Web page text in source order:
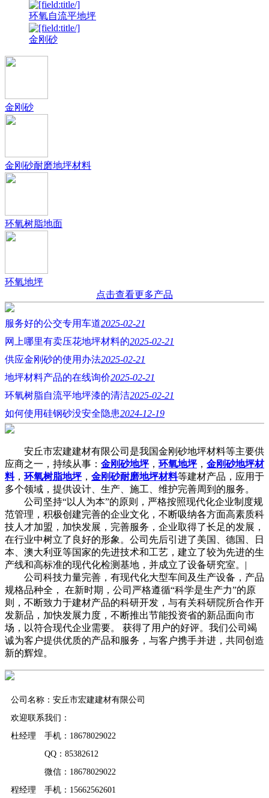
环氧自流平地坪
金刚砂
金刚砂
金刚砂耐磨地坪材料
环氧树脂地面
环氧地坪
点击查看更多产品
服务好的公交专用车道2025-02-21
网上哪里有卖压花地坪材料的2025-02-21
供应金刚砂的使用办法2025-02-21
地坪材料产品的在线询价2025-02-21
环氧树脂自流平地坪漆的清洁2025-02-21
如何使用硅钢砂没安全隐患2024-12-19
安丘市宏建建材有限公司是我国金刚砂地坪材料等主要供
应商之一，持续从事： 金刚砂地坪， 环氧地坪， 金刚砂地坪材
料， 环氧树脂地坪， 金刚砂耐磨地坪材料等建材产品，应用于
多个领域，提供设计、生产、施工、维护完善周到的服务。
公司坚持“以人为本”的原则，严格按照现代化企业制度规
范管理，积极创建完善的企业文化，不断吸纳各方面高素质科
技人才加盟，加快发展，完善服务，企业取得了长足的发展，
在行业中树立了良好的形象。公司先后引进了美国、德国、日
本、澳大利亚等国家的先进技术和工艺，建立了较为先进的生
产线和高标准的现代化检测基地，并成立了设备研究室。|
公司科技力量完善，有现代化大型车间及生产设备，产品
规格品种全， 在新时期，公司严格遵循“科学是生产力”的原
则，不断致力于建材产品的科研开发，与有关科研院所合作开
发新品，加快发展力度，不断推出节能投资省的新品面向市
场，以符合现代企业需要。 获得了用户的好评。我们公司竭
诚为客户提供优质的产品和服务，与客户携手并进，共同创造
新的辉煌。
公司名称：安丘市宏建建材有限公司
欢迎联系我们：
杜经理 手机：18678029022
QQ：85382612
微信：18678029022
程经理 手机：15662562601